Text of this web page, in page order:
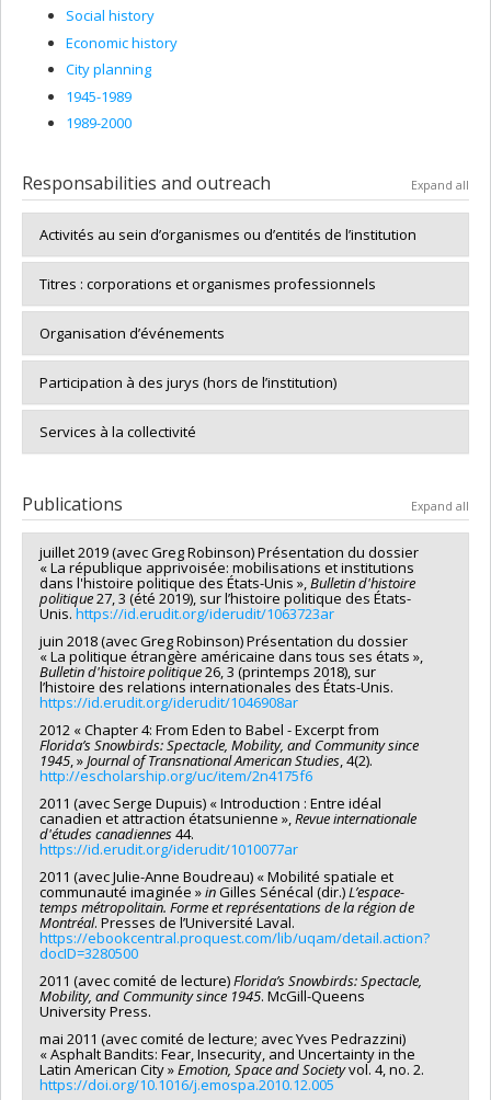
Social history
Economic history
City planning
1945-1989
1989-2000
Responsabilities and outreach Expand all
Activités au sein d’organismes ou d’entités de l’institution
Titres : corporations et organismes professionnels
Organisation d’événements
Participation à des jurys (hors de l’institution)
Services à la collectivité
Publications Expand all
juillet 2019 (avec Greg Robinson) Présentation du dossier
« La république apprivoisée: mobilisations et institutions
dans l'histoire politique des États-Unis »,Bulletin d'histoire
politique27, 3 (été 2019), sur l’histoire politique des États-
Unis.https://id.erudit.org/iderudit/1063723ar
juin 2018 (avec Greg Robinson) Présentation du dossier
« La politique étrangère américaine dans tous ses états »,
Bulletin d'histoire politique26, 3 (printemps 2018), sur
l’histoire des relations internationales des États-Unis.
https://id.erudit.org/iderudit/1046908ar
2012 « Chapter 4: From Eden to Babel - Excerpt from
Florida’s Snowbirds: Spectacle, Mobility, and Community since
1945, »Journal of Transnational American Studies, 4(2).
http://escholarship.org/uc/item/2n4175f6
2011 (avec Serge Dupuis) « Introduction : Entre idéal
canadien et attraction étatsunienne »,Revue internationale
d'études canadiennes44.
https://id.erudit.org/iderudit/1010077ar
2011 (avec Julie-Anne Boudreau) « Mobilité spatiale et
communauté imaginée »inGilles Sénécal (dir.)L’espace-
temps métropolitain. Forme et représentations de la région de
Montréal. Presses de l’Université Laval.
https://ebookcentral.proquest.com/lib/uqam/detail.action?
docID=3280500
2011 (avec comité de lecture)Florida’s Snowbirds: Spectacle,
Mobility, and Community since 1945. McGill-Queens
University Press.
mai 2011 (avec comité de lecture; avec Yves Pedrazzini)
« Asphalt Bandits: Fear, Insecurity, and Uncertainty in the
Latin American City »Emotion, Space and Societyvol. 4, no. 2.
https://doi.org/10.1016/j.emospa.2010.12.005